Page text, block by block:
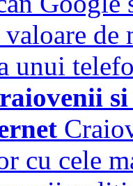
unui
cu cele